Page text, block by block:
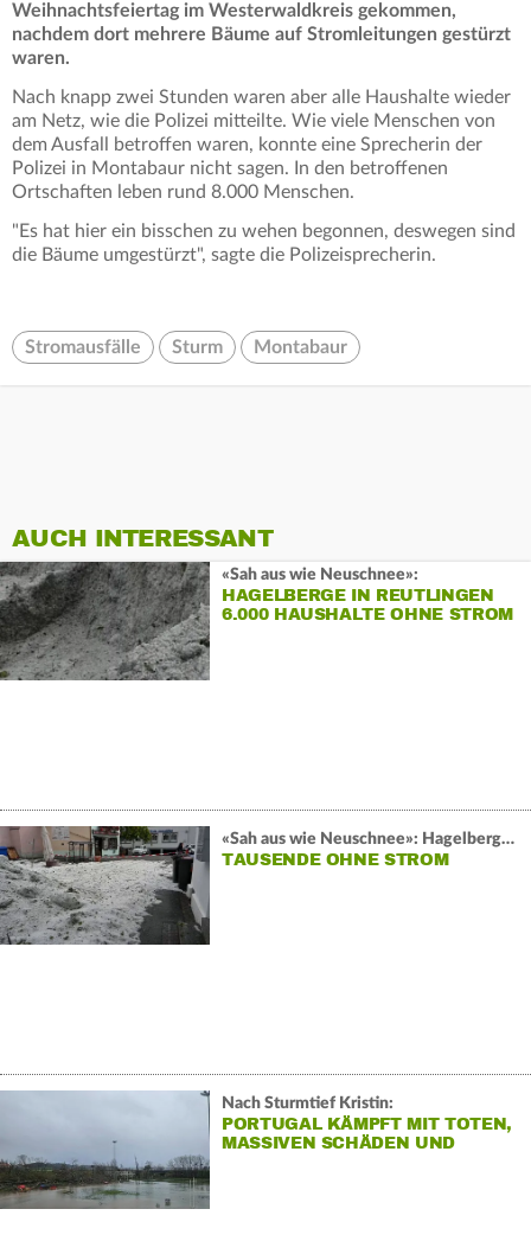
Weihnachtsfeiertag im Westerwaldkreis gekommen,
nachdem dort mehrere Bäume auf Stromleitungen gestürzt
waren.
Nach knapp zwei Stunden waren aber alle Haushalte wieder
am Netz, wie die Polizei mitteilte. Wie viele Menschen von
dem Ausfall betroffen waren, konnte eine Sprecherin der
Polizei in Montabaur nicht sagen. In den betroffenen
Ortschaften leben rund 8.000 Menschen.
"Es hat hier ein bisschen zu wehen begonnen, deswegen sind
die Bäume umgestürzt", sagte die Polizeisprecherin.
Stromausfälle Sturm Montabaur
AUCH INTERESSANT
«Sah aus wie Neuschnee»:
HAGELBERGE IN REUTLINGEN
6.000 HAUSHALTE OHNE STROM
«Sah aus wie Neuschnee»: Hagelberge in Reutlingen
TAUSENDE OHNE STROM
Nach Sturmtief Kristin:
PORTUGAL KÄMPFT MIT TOTEN,
MASSIVEN SCHÄDEN UND